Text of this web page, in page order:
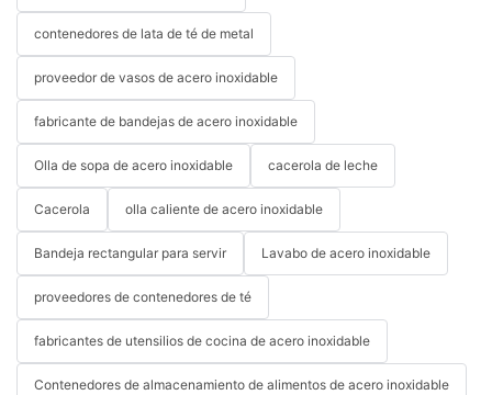
contenedores de lata de té de metal
proveedor de vasos de acero inoxidable
fabricante de bandejas de acero inoxidable
Olla de sopa de acero inoxidable cacerola de leche
Cacerola olla caliente de acero inoxidable
Bandeja rectangular para servir Lavabo de acero inoxidable
proveedores de contenedores de té
fabricantes de utensilios de cocina de acero inoxidable
Contenedores de almacenamiento de alimentos de acero inoxidable